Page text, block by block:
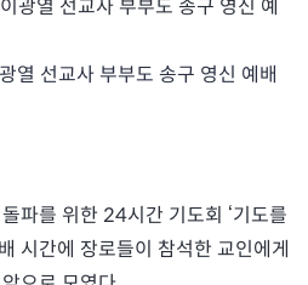
열 선교사 부부도 송구 영신 예배